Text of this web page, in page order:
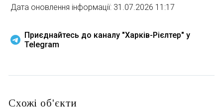
Дата оновлення інформації: 31.07.2026 11:17
Приєднайтесь до каналу "Харків-Рієлтер" у
Telegram
Схожі об'єкти